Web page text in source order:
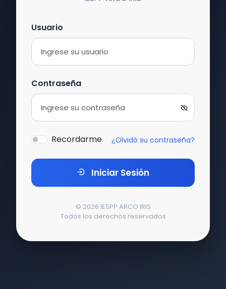
Usuario
Contraseña
Recordarme ¿Olvidó su contraseña?
Iniciar Sesión
© 2026 IESPP ARCO IRIS
Todos los derechos reservados